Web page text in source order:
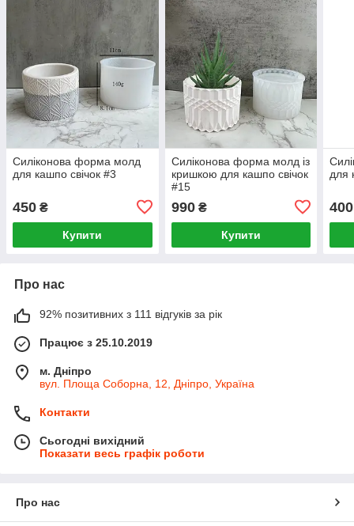
Силіконова форма молд
для кашпо свічок #3
450 ₴
Купити
Силіконова форма молд із
кришкою для кашпо свічок
#15
990₴
Купити
для
400
Про нас
92% позитивних з 111 відгуків за рік
Працює з 25.10.2019
м. Дніпро
вул. Площа Соборна, 12, Дніпро, Україна
Контакти
Сьогодні вихідний
Показати весь графік роботи
Про нас